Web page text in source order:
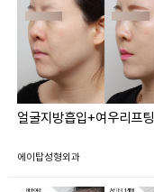
얼굴지방흡입+여우리프팅
에이탑성형외과